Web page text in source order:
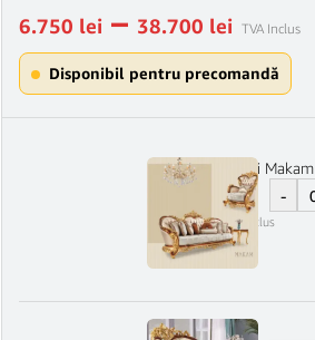
6.750 lei – 38.700 lei TVA Inclus
Disponibil pentru precomandă
Canapea 3 locuri Makam
-
15.200leiTVA Inclus
Fotoliu Makam